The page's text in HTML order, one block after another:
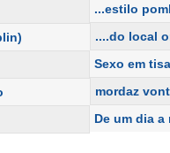
...estilo
....do local
Sexo em
mordaz
De um dia